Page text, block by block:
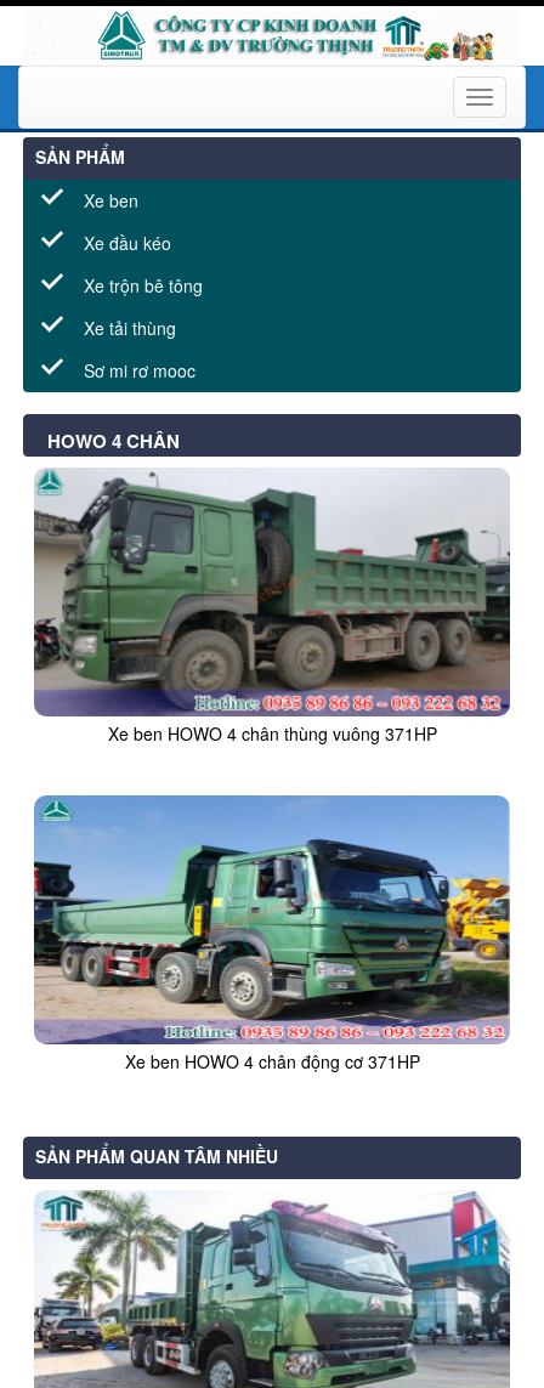
Toggle
SẢN PHẨM
Xe ben
Xe đầu kéo
Xe trộn bê tông
Xe tải thùng
Sơ mi rơ mooc
HOWO 4 CHÂN
Xe ben HOWO 4 chân thùng vuông 371HP
Xe ben HOWO 4 chân động cơ 371HP
SẢN PHẨM QUAN TÂM NHIỀU